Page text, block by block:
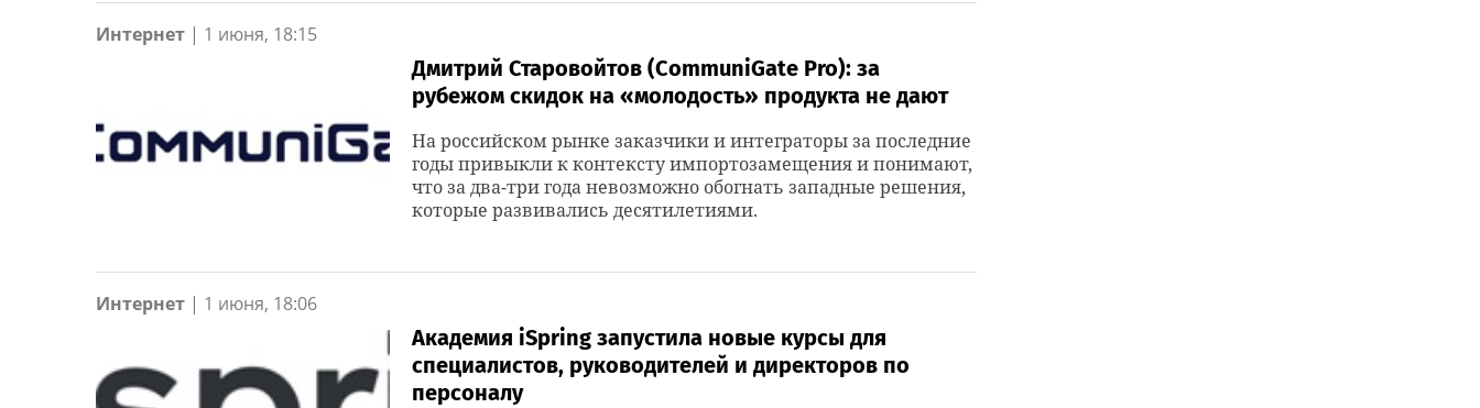
Интернет | 1 июня, 18:15
Дмитрий Старовойтов (CommuniGate Pro): за
рубежом скидок на «молодость» продукта не дают
На российском рынке заказчики и интеграторы за последние
годы привыкли к контексту импортозамещения и понимают,
что за два-три года невозможно обогнать западные решения,
которые развивались десятилетиями.
Интернет | 1 июня, 18:06
Академия iSpring запустила новые курсы для
специалистов, руководителей и директоров по
персоналу